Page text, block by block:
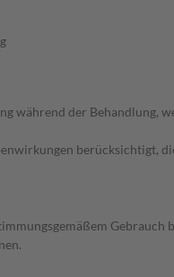
während der Behandlung,
berücksichtigt,